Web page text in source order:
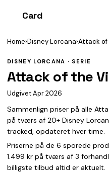
Card
Home›Disney Lorcana›Attack of
DISNEY LORCANA · SERIE
Attack of the
Udgivet Apr 2026
Sammenlign priser på alle
på tværs af 20+ Disney
tracked, opdateret hver time.
Priserne på de 6 sporede
1.499 kr på tværs af 3
billigste tilbud altid er aktuelt.